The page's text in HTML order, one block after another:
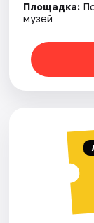
Площадка:
музей